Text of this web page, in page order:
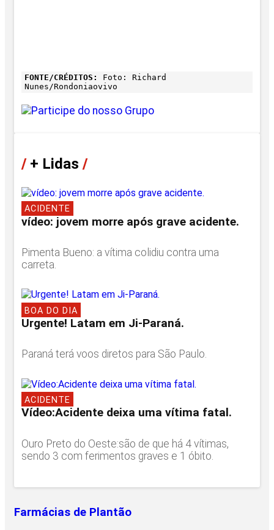
FONTE/CRÉDITOS:
Foto: Richard
Nunes/Rondoniaovivo
/+ Lidas /
ACIDENTE
vídeo: jovem morre após grave acidente.
Pimenta Bueno: a vítima colidiu contra uma
carreta.
BOA DO DIA
Urgente! Latam em Ji-Paraná.
Paraná terá voos diretos para São Paulo.
ACIDENTE
Vídeo:Acidente deixa uma vítima fatal.
Ouro Preto do Oeste:são de que há 4 vítimas,
sendo 3 com ferimentos graves e 1 óbito.
Farmácias de Plantão